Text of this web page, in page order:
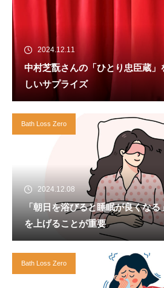
2024.12.11
中村芝翫さんの「ひとり忠臣蔵」
しいサプライズ
Bath Loss Zero
2024.12.08
「朝日を浴びると睡眠が良くな
を上げることが重要
Bath Loss Zero